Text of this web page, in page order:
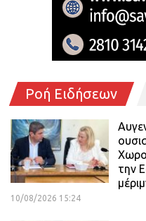
Ροή Ειδήσεων
την
10/08/2026 15:24